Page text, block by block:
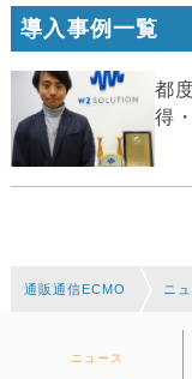
導入事例一覧
都
得
通販通信ECMO ニ
ニュース